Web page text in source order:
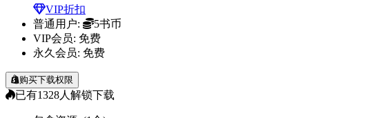
VIP折扣
普通用户:
5书币
VIP会员: 免费
永久会员: 免费
购买下载权限
已有1328人解锁下载